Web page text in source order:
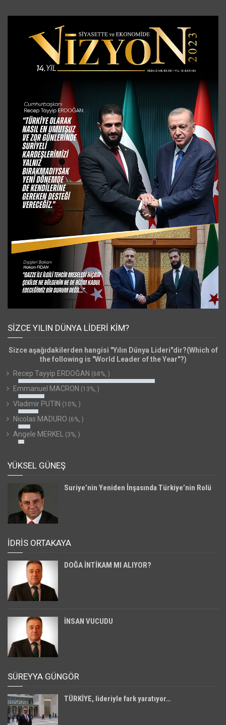
SIZCE YILIN DÜNYA LIDERI KIM?
Sizce aşağıdakilerden hangisi "Yılın Dünya Lideri"dir?(Which of
the following is "World Leader of the Year"?)
Recep Tayyip ERDOĞAN (68%, )
Emmanuel MACRON (13%, )
Vladimir PUTIN (10%, )
Nicolas MADURO (6%, )
Angele MERKEL (3%, )
YÜKSEL GÜNEŞ
Suriye’nin Yeniden İnşasında Türkiye’nin Rolü
İDRİS ORTAKAYA
DOĞA İNTİKAM MI ALIYOR?
İNSAN VUCUDU
SÜREYYA GÜNGÖR
TÜRKİYE, lideriyle fark yaratıyor…